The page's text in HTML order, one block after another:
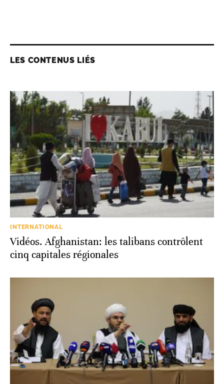
LES CONTENUS LIÉS
INTERNATIONAL
Vidéos. Afghanistan: les talibans contrôlent
cinq capitales régionales